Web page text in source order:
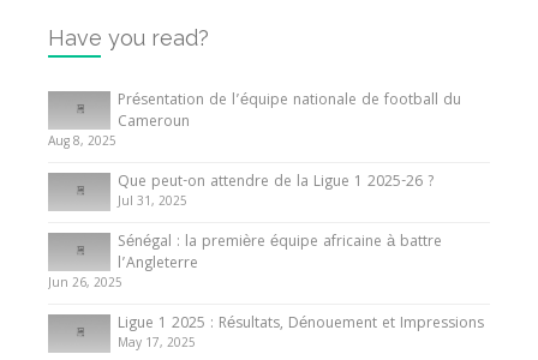
Internationales
Tout ce que vous devez savoir sur la Coupe
d’Afrique des Nations
10 May 2024
Internationales
Présentation de l’équipe nationale de football
du Cameroun
8 August 2025
Have you read?
Présentation de l’équipe nationale de football du
Cameroun
Aug 8, 2025
Que peut-on attendre de la Ligue 1 2025-26 ?
Jul 31, 2025
Sénégal : la première équipe africaine à battre
l’Angleterre
Jun 26, 2025
Ligue 1 2025 : Résultats, Dénouement et Impressions
May 17, 2025